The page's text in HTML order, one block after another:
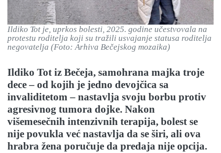
Ildiko Tot je, uprkos bolesti, 2025. godine učestvovala na
protestu roditelja koji su tražili usvajanje statusa roditelja
negovatelja (Foto: Arhiva Bečejskog mozaika)
Ildiko Tot iz Bečeja, samohrana majka troje
dece – od kojih je jedno devojčica sa
invaliditetom – nastavlja svoju borbu protiv
agresivnog tumora dojke. Nakon
višemesečnih intenzivnih terapija, bolest se
nije povukla već nastavlja da se širi, ali ova
hrabra žena poručuje da predaja nije opcija.